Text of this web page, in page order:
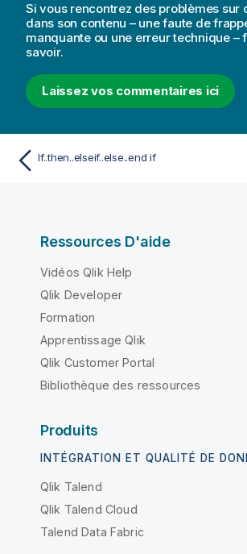
Si vous rencontrez des problèmes sur
dans son contenu – une faute de
manquante ou une erreur technique –
savoir.
Laissez vos commentaires ici
If..then..elseif..else..end if
Ressources D'aide
Vidéos Qlik Help
Qlik Developer
Formation
Apprentissage Qlik
Qlik Customer Portal
Bibliothèque des ressources
Produits
INTÉGRATION ET QUALITÉ DE
Qlik Talend
Qlik Talend Cloud
Talend Data Fabric